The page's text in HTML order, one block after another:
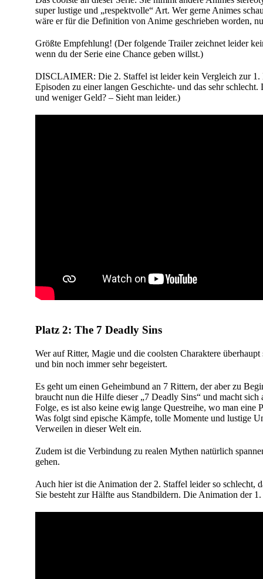
super lustige und „respektvolle“ Art. Wer gerne Animes
wäre er für die Definition von Anime geschrieben worden,
Größte Empfehlung! (Der folgende Trailer zeichnet leider
wenn du der Serie eine Chance geben willst.)
DISCLAIMER: Die 2. Staffel ist leider kein Vergleich zur 1.
Episoden zu einer langen Geschichte- und das sehr
und weniger Geld? – Sieht man leider.)
Platz 2: The 7 Deadly Sins
Wer auf Ritter, Magie und die coolsten Charaktere
und bin noch immer sehr begeistert.
Es geht um einen Geheimbund an 7 Rittern, der aber zu
braucht nun die Hilfe dieser „7 Deadly Sins“ und macht
Folge, es ist also keine ewig lange Questreihe, wo man eine
Was folgt sind epische Kämpfe, tolle Momente und lustige
Verweilen in dieser Welt ein.
Zudem ist die Verbindung zu realen Mythen natürlich
gehen.
Auch hier ist die Animation der 2. Staffel leider so schlecht,
Sie besteht zur Hälfte aus Standbildern. Die Animation der